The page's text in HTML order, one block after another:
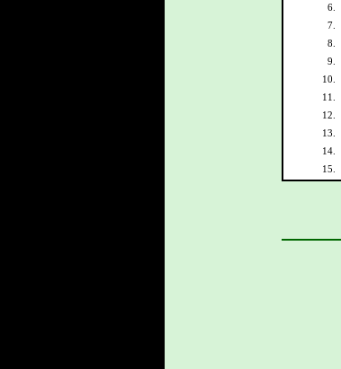
6.
7.
8.
9.
10.
11.
12.
13.
14.
15.